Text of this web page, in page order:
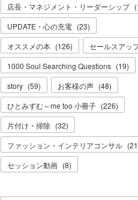
店長・マネジメント・リーダーシップ (
UPDATE・心の充電 (23)
オススメの本 (126) セールスアッ
1000 Soul Searching Questions (19)
story (59) お客様の声 (48)
ひとみずむ～me too 小冊子 (226)
片付け・掃除 (32)
ファッション・インテリアコンサル (21
セッション動画 (8)